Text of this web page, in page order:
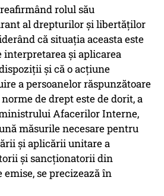
rolul său
al drepturilor şi libertăţilor
că situaţia aceasta este
şi aplicarea
şi că o acţiune
a persoanelor răspunzătoare
de drept este de dorit, a
Afacerilor Interne,
măsurile necesare pentru
şi aplicării unitare a
şi sancţionatorii din
se precizează în